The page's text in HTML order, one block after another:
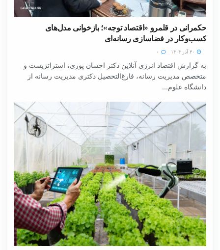
حکمرانی در قلمرو «اقتصاد توجه»؛ بازخوانی مدل‌های
کسب‌وکار در فضاسازی رسانه‌ای
به گزارش اقتصاد انرژی آنلاین دکتر احسان پوری، استراتژیست و
متخصص مدیریت رسانه، فارغ‌التحصیل دکتری مدیریت رسانه از
دانشگاه علوم...